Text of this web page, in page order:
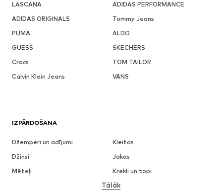
LASCANA
ADIDAS PERFORMANCE
ADIDAS ORIGINALS
Tommy Jeans
PUMA
ALDO
GUESS
SKECHERS
Crocs
TOM TAILOR
Calvin Klein Jeans
VANS
IZPĀRDOŠANA
Džemperi un adījumi
Kleitas
Džinsi
Jakas
Mēteļi
Krekli un topi
Apakšveļa
Tālāk